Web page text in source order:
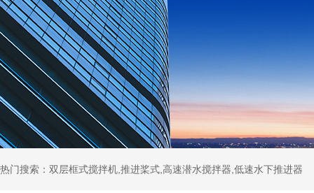
热门搜索：双层框式搅拌机,推进桨式,高速潜水搅拌器,低速水下推进器